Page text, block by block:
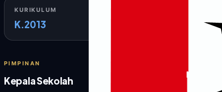
KURIKULUM
K.2013
PIMPINAN
Kepala Sekolah